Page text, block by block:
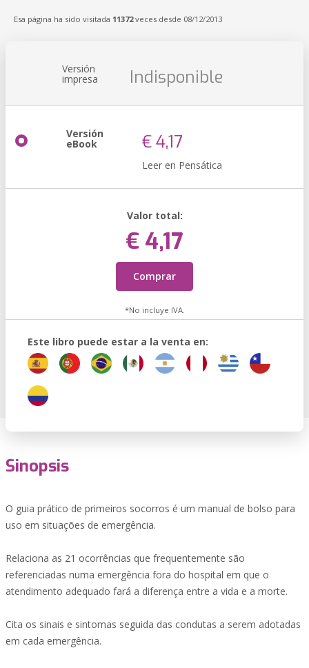
Esa página ha sido visitada 11372veces desde 08/12/2013
Versión
impresa Indisponible
Versión
eBook € 4,17
Leer en Pensática
Valor total:
€ 4,17
Comprar
*No incluye IVA.
Este libro puede estar a la venta en:
Sinopsis
O guia prático de primeiros socorros é um manual de bolso para
uso em situações de emergência.
Relaciona as 21 ocorrências que frequentemente são
referenciadas numa emergência fora do hospital em que o
atendimento adequado fará a diferença entre a vida e a morte.
Cita os sinais e sintomas seguida das condutas a serem adotadas
em cada emergência.